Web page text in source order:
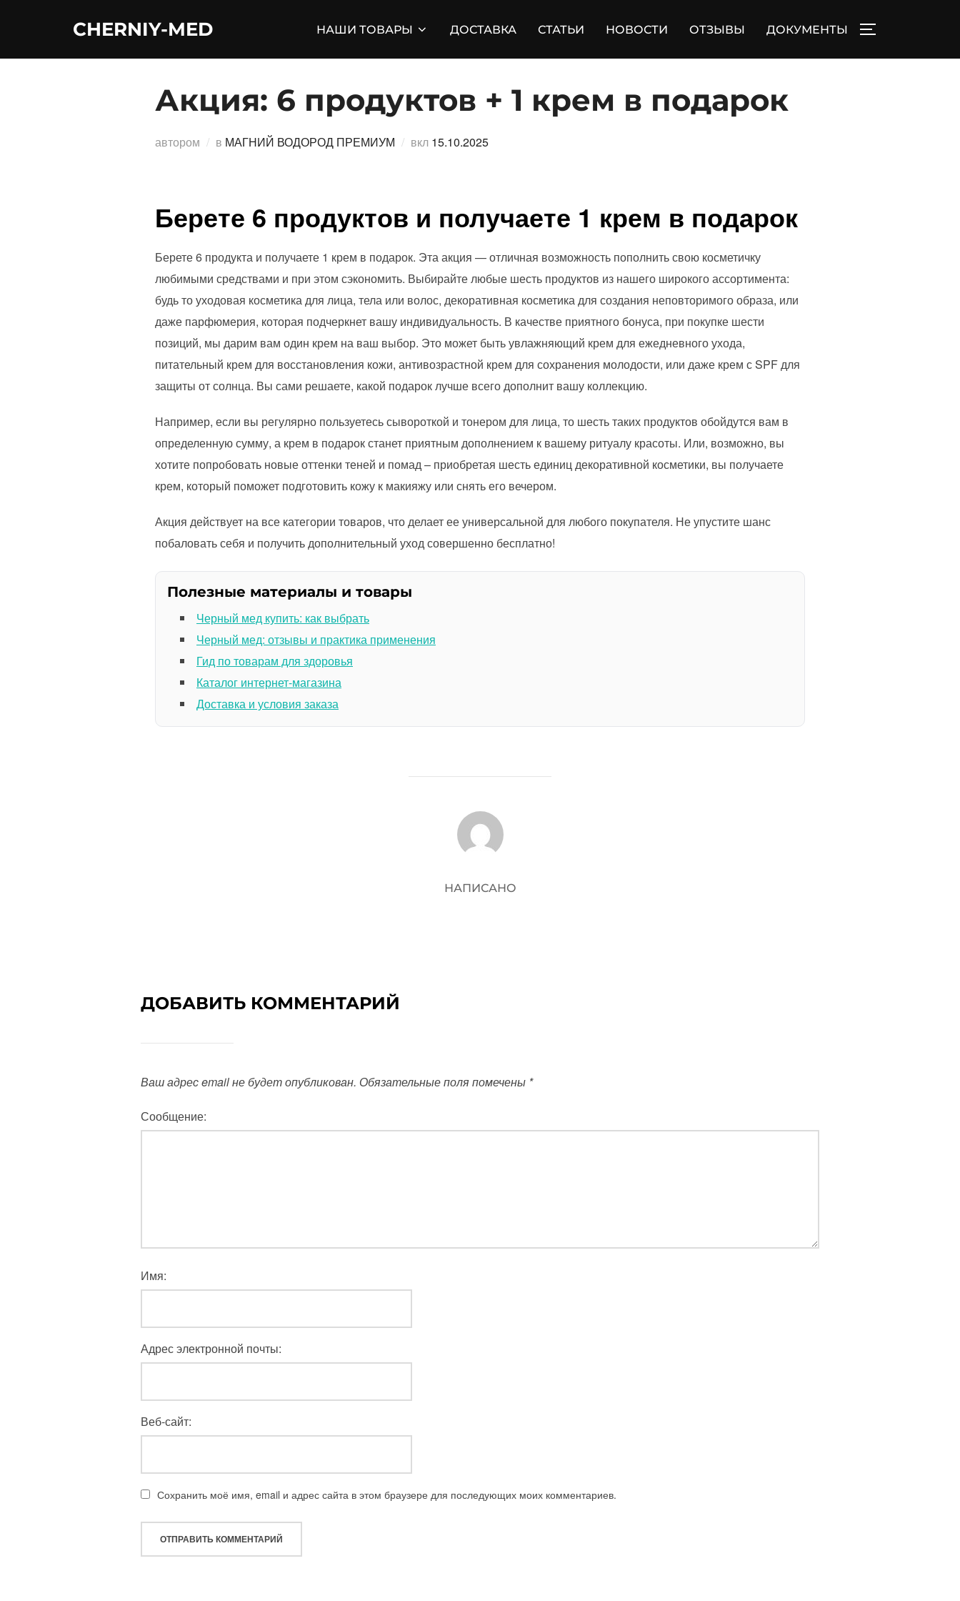
CHERNIY-MED НАШИ ТОВАРЫ ДОСТАВКА СТАТЬИ НОВОСТИ ОТЗЫВЫ ДОКУМЕНТЫ
Акция: 6 продуктов + 1 крем в подарок
автором в МАГНИЙ ВОДОРОД ПРЕМИУМ вкл Опубликовано
15.10.2025
Берете 6 продуктов и получаете 1 крем в подарок
Берете 6 продукта и получаете 1 крем в подарок. Эта акция — отличная возможность пополнить свою косметичку
любимыми средствами и при этом сэкономить. Выбирайте любые шесть продуктов из нашего широкого ассортимента:
будь то уходовая косметика для лица, тела или волос, декоративная косметика для создания неповторимого образа, или
даже парфюмерия, которая подчеркнет вашу индивидуальность. В качестве приятного бонуса, при покупке шести
позиций, мы дарим вам один крем на ваш выбор. Это может быть увлажняющий крем для ежедневного ухода,
питательный крем для восстановления кожи, антивозрастной крем для сохранения молодости, или даже крем с SPF для
защиты от солнца. Вы сами решаете, какой подарок лучше всего дополнит вашу коллекцию.
Например, если вы регулярно пользуетесь сывороткой и тонером для лица, то шесть таких продуктов обойдутся вам в
определенную сумму, а крем в подарок станет приятным дополнением к вашему ритуалу красоты. Или, возможно, вы
хотите попробовать новые оттенки теней и помад – приобретая шесть единиц декоративной косметики, вы получаете
крем, который поможет подготовить кожу к макияжу или снять его вечером.
Акция действует на все категории товаров, что делает ее универсальной для любого покупателя. Не упустите шанс
побаловать себя и получить дополнительный уход совершенно бесплатно!
Полезные материалы и товары
Черный мед купить: как выбрать
Черный мед: отзывы и практика применения
Гид по товарам для здоровья
Каталог интернет-магазина
Доставка и условия заказа
АВТОР ЗАПИСИ
НАПИСАНО
ДОБАВИТЬ КОММЕНТАРИЙ
Ваш адрес email не будет опубликован. Обязательные поля помечены *
Сообщение:
Имя:
Адрес электронной почты:
Веб-сайт:
Сохранить моё имя, email и адрес сайта в этом браузере для последующих моих комментариев.